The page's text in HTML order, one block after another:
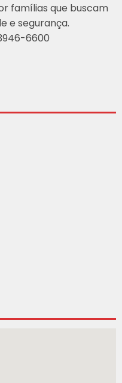
famílias que buscam
e segurança.
6600